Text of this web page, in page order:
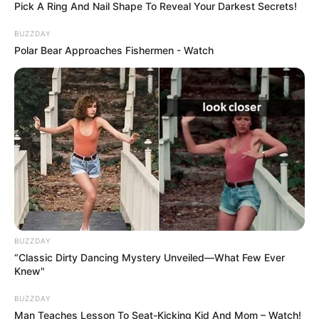
Pick A Ring And Nail Shape To Reveal Your Darkest Secrets!
BUZZDAY
Polar Bear Approaches Fishermen - Watch
BUZZDAY
“Classic Dirty Dancing Mystery Unveiled—What Few Ever
Knew"
BUZZDAY
Man Teaches Lesson To Seat-Kicking Kid And Mom – Watch!